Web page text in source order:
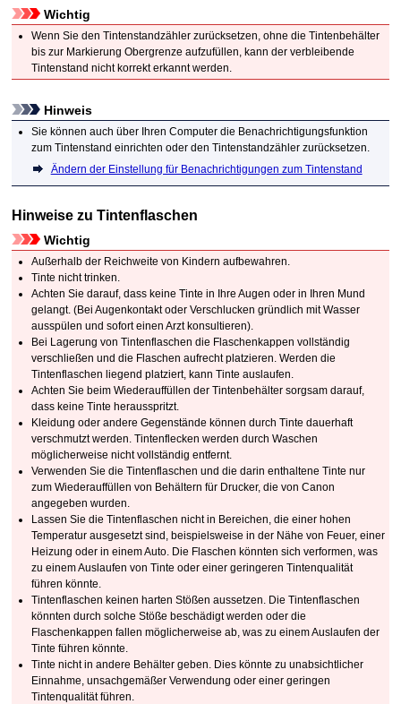
Wichtig
Wenn Sie den Tintenstandzähler zurücksetzen, ohne die Tintenbehälter
bis zur Markierung Obergrenze aufzufüllen, kann der verbleibende
Tintenstand nicht korrekt erkannt werden.
Hinweis
Sie können auch über Ihren Computer die Benachrichtigungsfunktion
zum Tintenstand einrichten oder den Tintenstandzähler zurücksetzen.
Ändern der Einstellung für Benachrichtigungen zum Tintenstand
Hinweise zu Tintenflaschen
Wichtig
Außerhalb der Reichweite von Kindern aufbewahren.
Tinte nicht trinken.
Achten Sie darauf, dass keine Tinte in Ihre Augen oder in Ihren Mund
gelangt. (Bei Augenkontakt oder Verschlucken gründlich mit Wasser
ausspülen und sofort einen Arzt konsultieren).
Bei Lagerung von Tintenflaschen die Flaschenkappen vollständig
verschließen und die Flaschen aufrecht platzieren. Werden die
Tintenflaschen liegend platziert, kann Tinte auslaufen.
Achten Sie beim Wiederauffüllen der Tintenbehälter sorgsam darauf,
dass keine Tinte herausspritzt.
Kleidung oder andere Gegenstände können durch Tinte dauerhaft
verschmutzt werden. Tintenflecken werden durch Waschen
möglicherweise nicht vollständig entfernt.
Verwenden Sie die Tintenflaschen und die darin enthaltene Tinte nur
zum Wiederauffüllen von Behältern für Drucker, die von Canon
angegeben wurden.
Lassen Sie die Tintenflaschen nicht in Bereichen, die einer hohen
Temperatur ausgesetzt sind, beispielsweise in der Nähe von Feuer, einer
Heizung oder in einem Auto. Die Flaschen könnten sich verformen, was
zu einem Auslaufen von Tinte oder einer geringeren Tintenqualität
führen könnte.
Tintenflaschen keinen harten Stößen aussetzen. Die Tintenflaschen
könnten durch solche Stöße beschädigt werden oder die
Flaschenkappen fallen möglicherweise ab, was zu einem Auslaufen der
Tinte führen könnte.
Tinte nicht in andere Behälter geben. Dies könnte zu unabsichtlicher
Einnahme, unsachgemäßer Verwendung oder einer geringen
Tintenqualität führen.